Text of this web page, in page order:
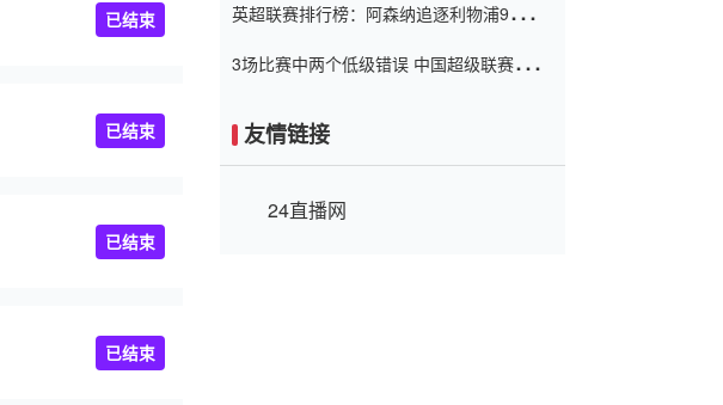
已结束
已结束
已结束
已结束
英超联赛排行榜：阿森纳追逐利物浦9分 曼
3场比赛中两个低级错误 中国超级联赛的前
友情链接
24直播网